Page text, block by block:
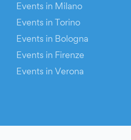
Events in Milano
Events in Torino
Events in Bologna
Events in Firenze
Events in Verona